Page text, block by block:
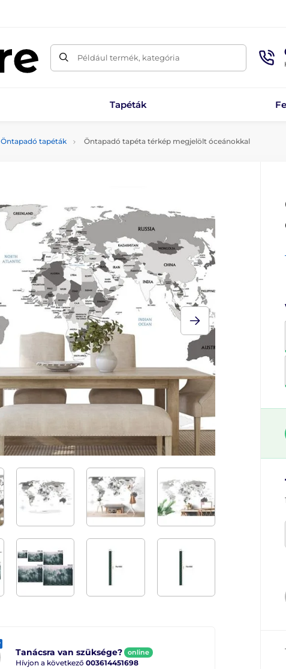
Például termék, kategória
Tapéták
Öntapadó tapéták Öntapadó tapéta térkép megjelölt óceánokkal
Tanácsra van szüksége? online
Hívjon a következő 003614451698